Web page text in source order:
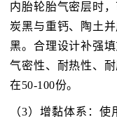
内胎轮胎气密层时
炭黑与重钙、陶土
黑。合理设计补强
气密性、耐热性、
在50-100份。
（3）增黏体系：